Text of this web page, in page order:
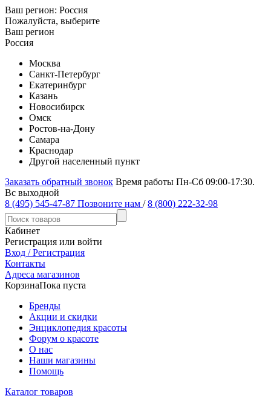
Ваш регион: Россия
Пожалуйста, выберите
Ваш регион
Россия
Москва
Санкт-Петербург
Екатеринбург
Казань
Новосибирск
Омск
Ростов-на-Дону
Самара
Краснодар
Другой населенный пункт
Заказать обратный звонок Время работы Пн-Сб 09:00-17:30.
Вс выходной
8 (495) 545-47-87 Позвоните нам / 8 (800) 222-32-98
Кабинет
Регистрация или войти
Вход / Регистрация
Контакты
Адреса магазинов
КорзинаПока пуста
Бренды
Акции и скидки
Энциклопедия красоты
Форум о красоте
О нас
Наши магазины
Помощь
Каталог товаров